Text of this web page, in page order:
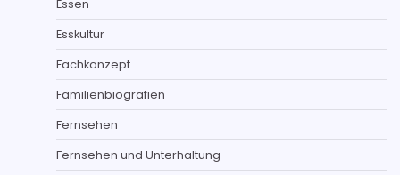
Essen
Esskultur
Fachkonzept
Familienbiografien
Fernsehen
Fernsehen und Unterhaltung